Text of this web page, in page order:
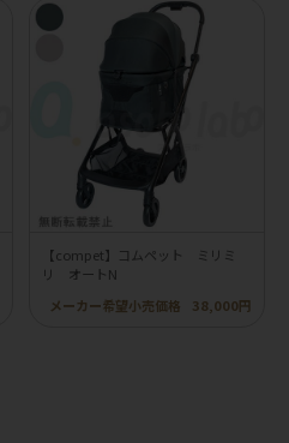
【compet】コムペット ミリミ
リ オートN
メーカー希望小売価格
38,000円